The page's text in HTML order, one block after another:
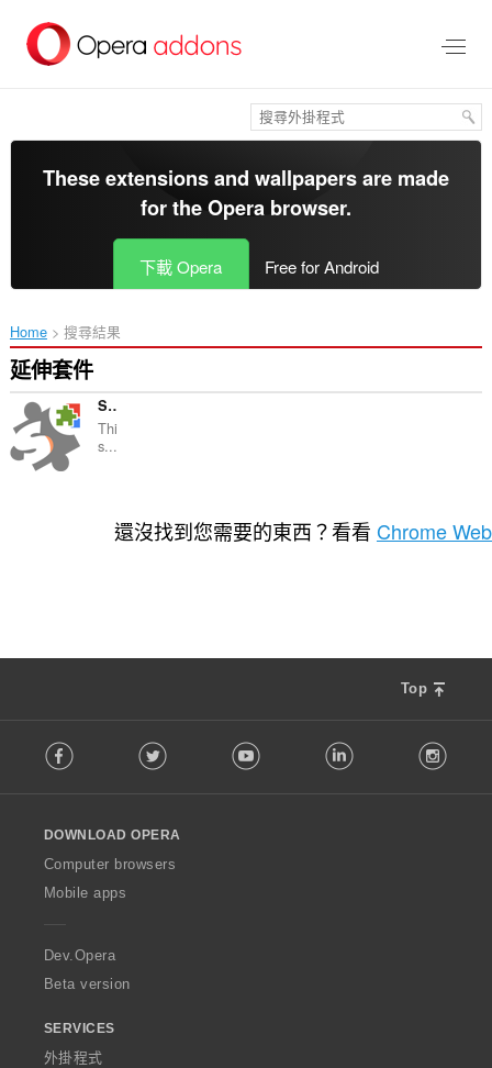
區
These extensions and wallpapers are made
for theOpera browser.
下載 Opera Free for Android
Home 搜尋結果
延伸套件
Sitemap Explorer: Check and View XML Sitemaps
Thi
s...
還沒找到您需要的東西？看看 Chrome
Top
o
w
O
p
a
Facebook Twitter Youtube LinkedIn
DOWNLOAD OPERA
Computer browsers
Mobile apps
Dev.Opera
Beta version
SERVICES
外掛程式